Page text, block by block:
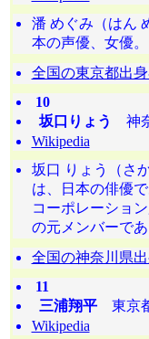
潘 めぐみ（はん
本の声優、女優。
全国の東京都出
10
坂口りょう
神
Wikipedia
坂口 りょう（さ
は、日本の俳優
コーポレーショ
の元メンバーであ
全国の神奈川県
11
三浦翔平東京
Wikipedia